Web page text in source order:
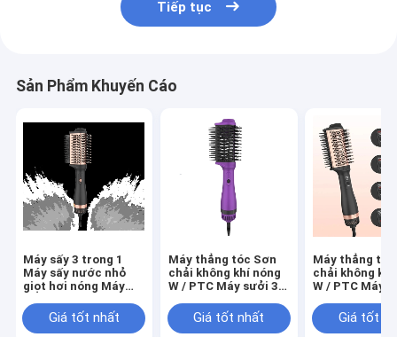
Tiếp tục
Sản Phẩm Khuyến Cáo
Máy sấy 3 trong 1
Máy sấy nước nhỏ
giọt hơi nóng Máy
nước nhỏ giọt cho
tất cả các loại tóc
Giá tốt nhất
Máy thẳng tóc Sơn
chải không khí nóng
W / PTC Máy sưởi 3
Sơn chải thẳng với 3
chế độ điều khiển
Giá tốt nhất
Máy thẳng
chải không khí
W / PTC Máy
Sơn chải
chế độ điều
Giá tốt